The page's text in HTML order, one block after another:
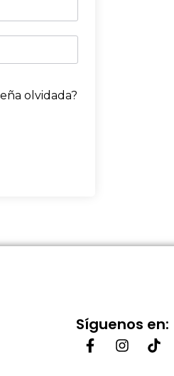
olvidada?
Síguenos en: